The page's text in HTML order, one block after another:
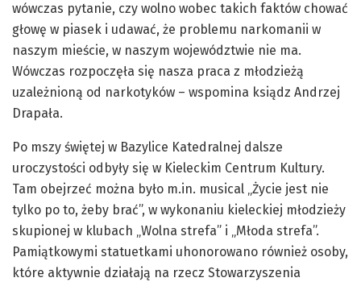
wówczas pytanie, czy wolno wobec takich faktów chować
głowę w piasek i udawać, że problemu narkomanii w
naszym mieście, w naszym województwie nie ma.
Wówczas rozpoczęła się nasza praca z młodzieżą
uzależnioną od narkotyków – wspomina ksiądz Andrzej
Drapała.
Po mszy świętej w Bazylice Katedralnej dalsze
uroczystości odbyły się w Kieleckim Centrum Kultury.
Tam obejrzeć można było m.in. musical „Życie jest nie
tylko po to, żeby brać”, w wykonaniu kieleckiej młodzieży
skupionej w klubach „Wolna strefa” i „Młoda strefa”.
Pamiątkowymi statuetkami uhonorowano również osoby,
które aktywnie działają na rzecz Stowarzyszenia